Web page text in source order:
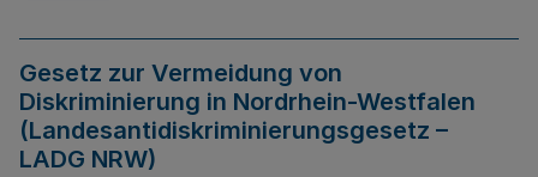
Gesetz zur Vermeidung von
Diskriminierung in Nordrhein-Westfalen
(Landesantidiskriminierungsgesetz –
LADG NRW)